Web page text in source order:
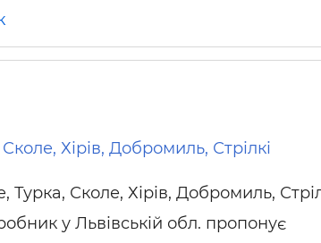
Хірів, Добромиль, Стрілкі
Турка, Сколе, Хірів, Добромиль,
у Львівській обл. пропонує